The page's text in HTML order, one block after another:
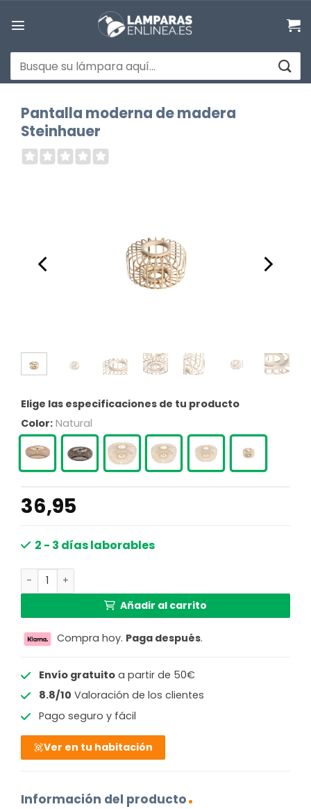
Buscar
por:
Pantalla moderna de madera
Steinhauer
Elige las especificaciones de tu producto
Color: Natural
36,95
2 - 3 días laborables
Pantalla moderna de madera Steinhauer cantidad
Añadir al carrito
Compra hoy. Paga después.
Envío gratuitoa partir de 50€
8.8/10 Valoración de los clientes
Pago seguro y fácil
Ver en tu habitación
Información del producto